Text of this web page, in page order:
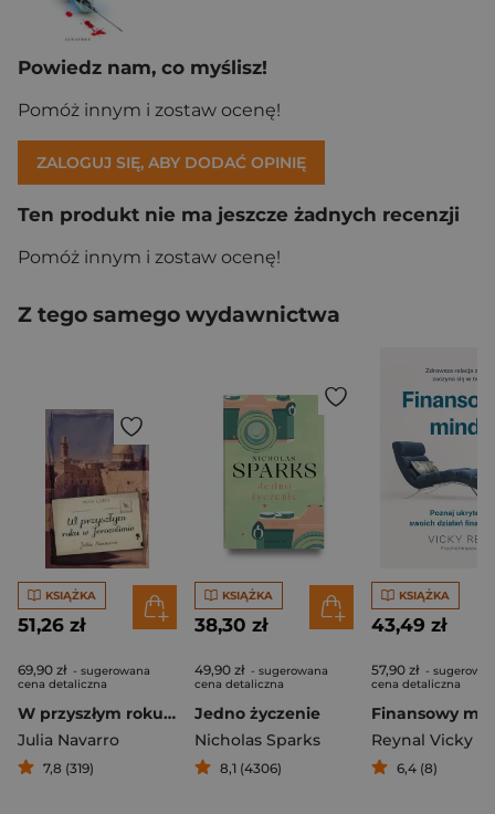
Powiedz nam, co myślisz!
Pomóż innym i zostaw ocenę!
ZALOGUJ SIĘ, ABY DODAĆ OPINIĘ
Ten produkt nie ma jeszcze żadnych recenzji
Pomóż innym i zostaw ocenę!
Z tego samego wydawnictwa
KSIĄŻKA
51,26 zł
69,90 zł - sugerowana
cena detaliczna
W przyszłym roku w Jerozolimie
Julia Navarro
7,8 (319)
KSIĄŻKA
38,30 zł
49,90 zł - sugerowana
cena detaliczna
Jedno życzenie
Nicholas Sparks
8,1 (4306)
KSIĄŻKA
43,49 zł
57,90 zł -
cena detaliczna
Finansowy
Reynal Vicky
6,4 (8)